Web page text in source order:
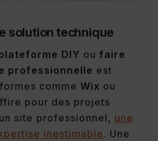
solution technique
DIY ou faire
professionnelle est
comme Wix ou
pour des projets
site professionnel, une
inestimable. Une